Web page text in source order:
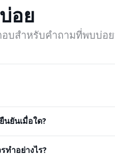
อย
บสำหรับคำถามที่พบบ่อ
นยันเมื่อใด?
ำอย่างไร?